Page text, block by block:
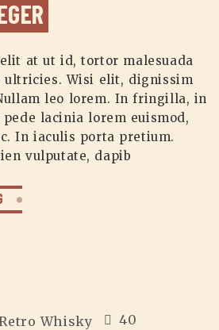
at ut id, tortor malesuada
ultricies. Wisi elit, dignissim
leo lorem. In fringilla, in
lacinia lorem euismod,
In iaculis porta pretium.
vulputate, dapib
Whisky 40